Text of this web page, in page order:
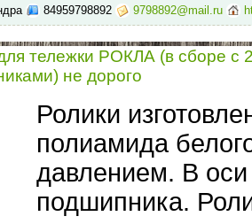
84959798892 9798892@mail.ru
тележки РОКЛА (в сборе с
не дорого
Ролики
полиамида
давлением. В
подшипника.